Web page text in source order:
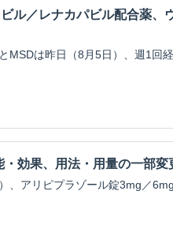
ル／レナカパビル配合薬、
MSDは昨日（8月5日）、週1回
効果、用法・用量の一部変
、アリピプラゾール錠3mg／